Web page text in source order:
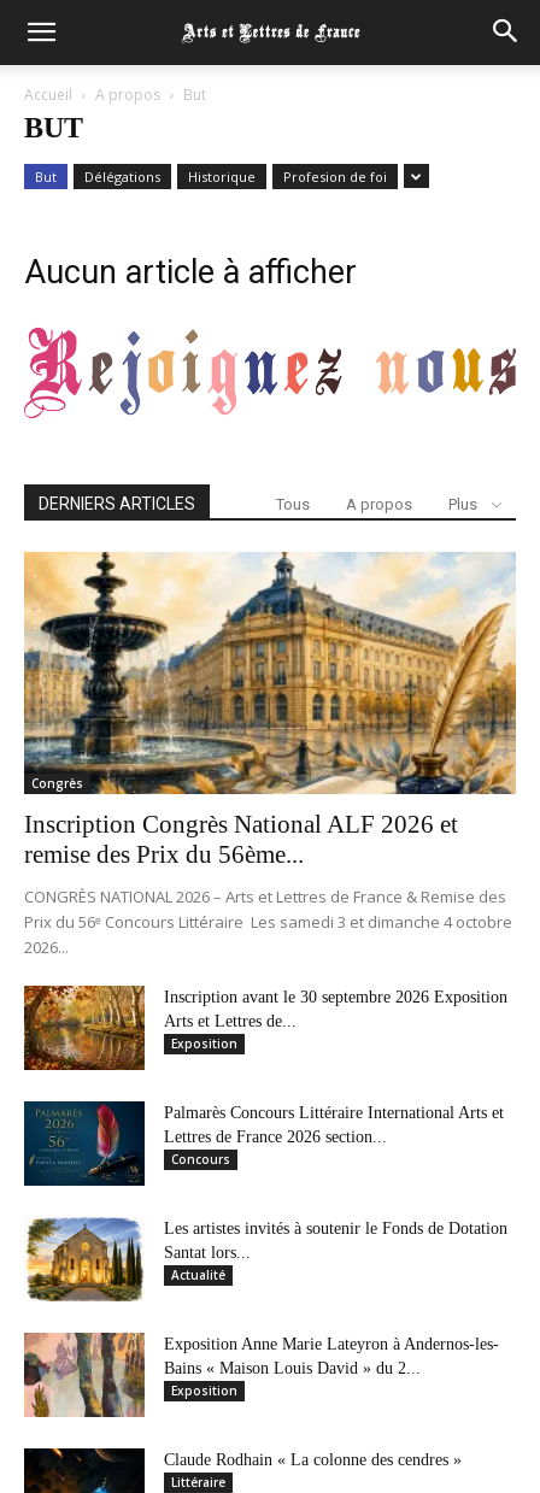
Accueil A propos But
BUT
But Délégations Historique Profesion de foi
Aucun article à afficher
DERNIERS ARTICLES Tous A propos Plus
Congrès
Inscription Congrès National ALF 2026 et
remise des Prix du 56ème...
CONGRÈS NATIONAL 2026 – Arts et Lettres de France & Remise des
Prix du 56ᵉ Concours Littéraire Les samedi 3 et dimanche 4 octobre
2026...
Inscription avant le 30 septembre 2026 Exposition
Arts et Lettres de...
Exposition
Palmarès Concours Littéraire International Arts et
Lettres de France 2026 section...
Concours
Les artistes invités à soutenir le Fonds de Dotation
Santat lors...
Actualité
Exposition Anne Marie Lateyron à Andernos-les-
Bains « Maison Louis David » du 2...
Exposition
Claude Rodhain « La colonne des cendres »
Littéraire